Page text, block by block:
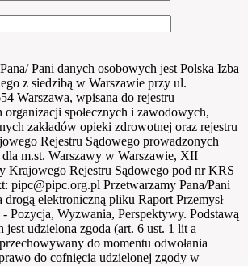
Pani danych osobowych jest Polska Izba
z siedzibą w Warszawie przy ul.
Warszawa, wpisana do rejestru
organizacji społecznych i zawodowych,
zakładów opieki zdrowotnej oraz rejestru
Rejestru Sądowego prowadzonych
m.st. Warszawy w Warszawie, XII
Krajowego Rejestru Sądowego pod nr KRS
pipc@pipc.org.pl Przetwarzamy Pana/Pani
drogą elektroniczną pliku Raport Przemysł
Pozycja, Wyzwania, Perspektywy. Podstawą
jest udzielona zgoda (art. 6 ust. 1 lit a
do momentu odwołania
do cofnięcia udzielonej zgody w